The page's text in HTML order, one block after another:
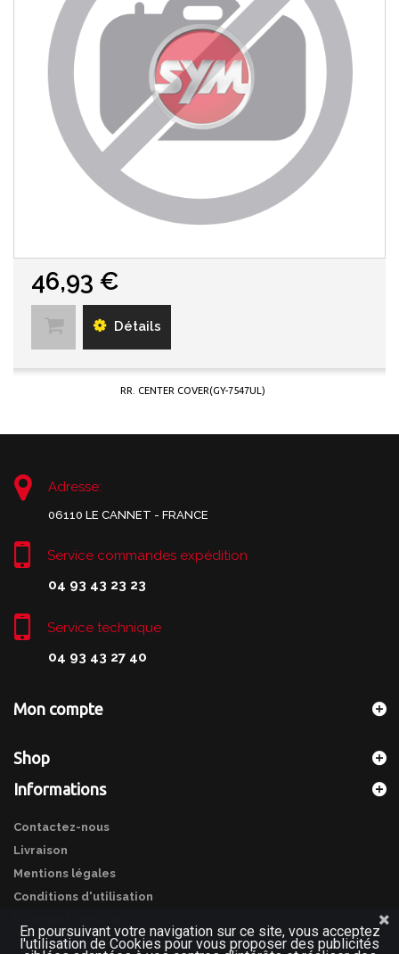
46,93 €
Détails
RR. CENTER COVER(GY-7547UL)
Adresse:
06110 LE CANNET - FRANCE
Service commandes expédition
04 93 43 23 23
Service technique
04 93 43 27 40
Mon compte
Shop
Informations
Contactez-nous
Livraison
Mentions légales
Conditions d'utilisation
En poursuivant votre navigation sur ce site, vous acceptez
l'utilisation de Cookies pour vous proposer des publicités